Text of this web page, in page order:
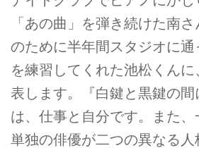
「あの曲」を弾き続けた南
のために半年間スタジオに通
を練習してくれた池松くん
表します。『白鍵と黒鍵の間
は、仕事と自分です。また、
単独の俳優が二つの異なる人